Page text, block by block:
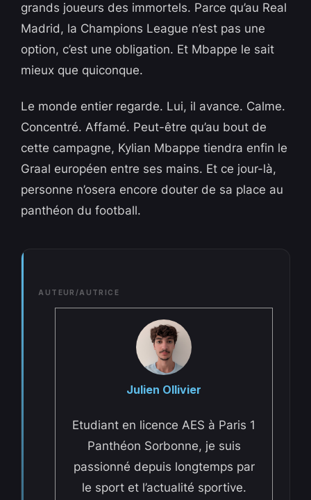
grands joueurs des immortels. Parce qu’au Real
Madrid, la Champions League n’est pas une
option, c’est une obligation. Et Mbappe le sait
mieux que quiconque.
Le monde entier regarde. Lui, il avance. Calme.
Concentré. Affamé. Peut-être qu’au bout de
cette campagne, Kylian Mbappe tiendra enfin le
Graal européen entre ses mains. Et ce jour-là,
personne n’osera encore douter de sa place au
panthéon du football.
AUTEUR/AUTRICE
Julien Ollivier
Etudiant en licence AES à Paris 1
Panthéon Sorbonne, je suis
passionné depuis longtemps par
le sport et l’actualité sportive.